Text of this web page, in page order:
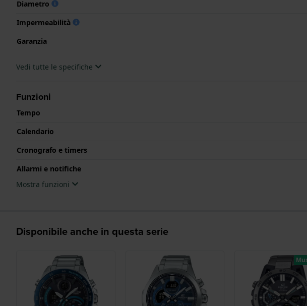
Diametro
Impermeabilità
Garanzia
Vedi tutte le specifiche
Funzioni
Tempo
Calendario
Cronografo e timers
Allarmi e notifiche
Mostra funzioni
Disponibile anche in questa serie